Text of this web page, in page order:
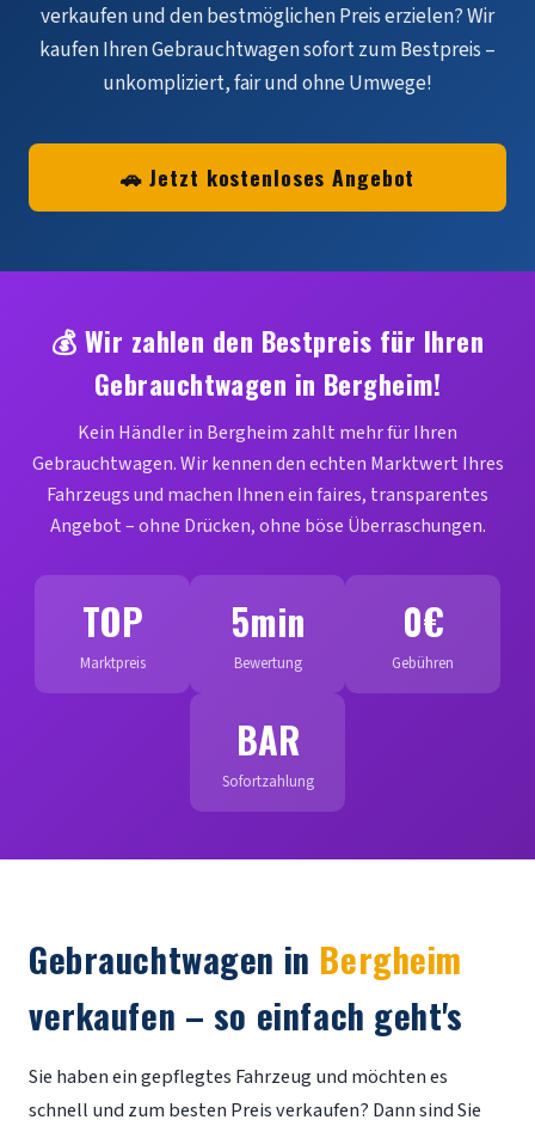
verkaufen und den bestmöglichen Preis erzielen? Wir
kaufen Ihren Gebrauchtwagen sofort zum Bestpreis –
unkompliziert, fair und ohne Umwege!
🚗 Jetzt kostenloses Angebot
💰 Wir zahlen den Bestpreis für Ihren
Gebrauchtwagen in Bergheim!
Kein Händler in Bergheim zahlt mehr für Ihren
Gebrauchtwagen. Wir kennen den echten Marktwert Ihres
Fahrzeugs und machen Ihnen ein faires, transparentes
Angebot – ohne Drücken, ohne böse Überraschungen.
TOP
Marktpreis
5min
Bewertung
0€
Gebühren
BAR
Sofortzahlung
Gebrauchtwagen in Bergheim
verkaufen – so einfach geht's
Sie haben ein gepflegtes Fahrzeug und möchten es
schnell und zum besten Preis verkaufen? Dann sind Sie